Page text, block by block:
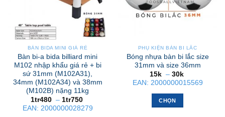
BÀN BIDA MINI GIÁ RẺ
Bàn bi-a bida billiard mini
M102 nhập khẩu giá rẻ + bi
sứ 31mm (M102A31),
34mm (M102A34) và 38mm
(M102B) nặng 11kg
1tr480 – 1tr750
giá:
từ
EAN: 2000000028279
PHỤ KIỆN BÀN BI LẮC
Bóng nhựa bàn bi lắc size
31mm và size 36mm
15k – 30k
giá:
từ
EAN: 2000000015569
CHỌN